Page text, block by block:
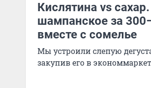
Кислятина vs
шампанское за
вместе с сомелье
Мы устроили слепую
закупив его в